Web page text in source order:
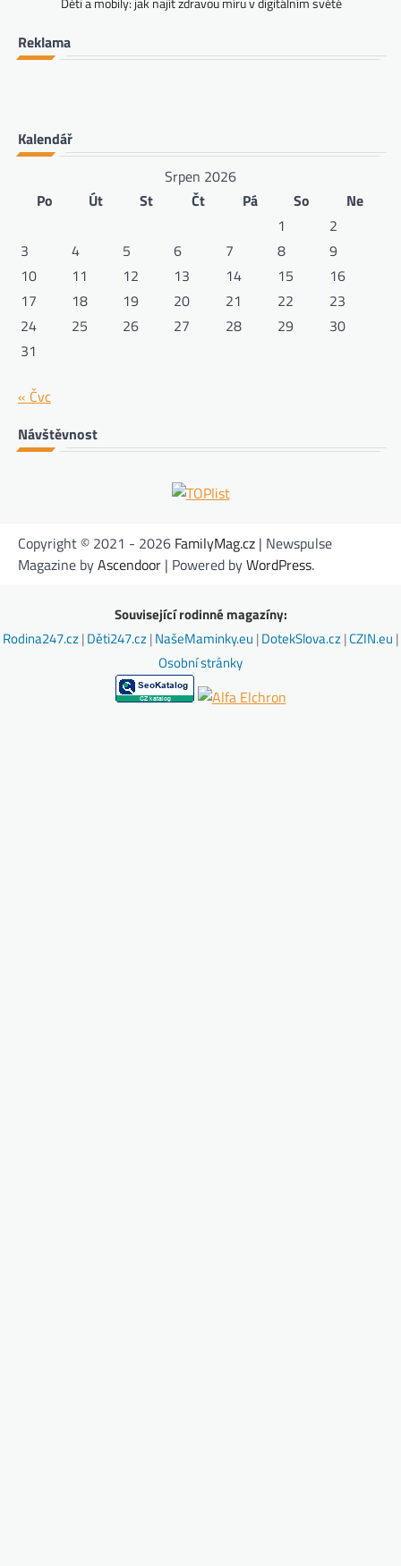
Reklama
Kalendář
Srpen 2026
Po
Út St Čt Pá So
Ne
1
2
3
4 5 6 7 8
9
10
11 12 13 14 15
16
17
18 19 20 21 22
23
24
25 26 27 28 29
30
31
« Čvc
Návštěvnost
Copyright © 2021 - 2026 FamilyMag.cz | Newspulse
Magazine byAscendoor | Powered byWordPress.
Související rodinné magazíny:
Rodina247.cz|Děti247.cz|NašeMaminky.eu |DotekSlova.cz|CZIN.eu |
Osobní stránky